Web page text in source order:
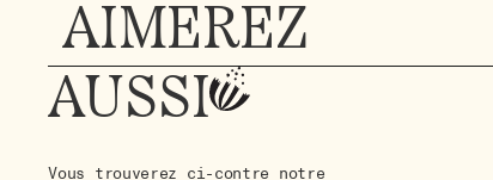
AIMEREZ
AUSSI
Vous trouverez ci-contre notre